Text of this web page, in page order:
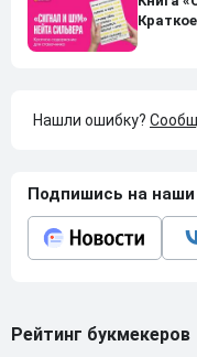
Нашли ошибку?
Подпишись на
Рейтинг букмекеров